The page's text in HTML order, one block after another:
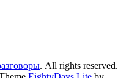
. All rights reserved.